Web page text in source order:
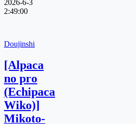
2026-6-3
2:49:00
Doujinshi
[Alpaca
no pro
(Echipaca
Wiko)]
Mikoto-